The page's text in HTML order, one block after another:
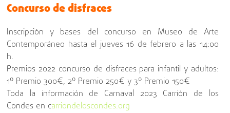
Concurso de disfraces
Inscripción y bases del concurso en Museo de Arte
Contemporáneo hasta el jueves 16 de febrero a las 14:00
h.
Premios 2022 concurso de disfraces para infantil y adultos:
1º Premio 300€, 2º Premio 250€ y 3º Premio 150€
Toda la información de Carnaval 2023 Carrión de los
Condes en carriondeloscondes.org